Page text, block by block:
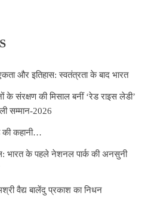
और इतिहास: स्वतंत्रता के बाद भारत
के संरक्षण की मिसाल बनीं ‘रेड राइस लेडी’
सम्मान-2026
की कहानी…
भारत के पहले नेशनल पार्क की अनसुनी
वैद्य बालेंदु प्रकाश का निधन